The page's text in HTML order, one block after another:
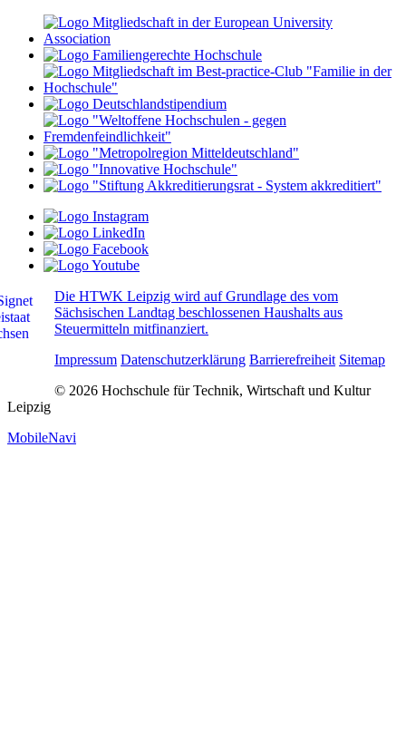
Die HTWK Leipzig wird auf Grundlage des vom
Sächsischen Landtag beschlossenen Haushalts aus
Steuermitteln mitfinanziert.
Impressum Datenschutzerklärung Barrierefreiheit Sitemap
© 2026 Hochschule für Technik, Wirtschaft und Kultur
Leipzig
MobileNavi